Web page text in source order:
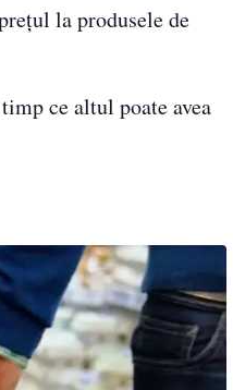
la produsele de
ce altul poate avea